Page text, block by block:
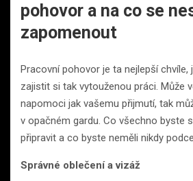
pohovor a na co se
zapomenout
Pracovní pohovor je ta nejlepší chvíle,
zajistit si tak vytouženou práci. Může
napomoci jak vašemu přijmutí, tak
v opačném gardu. Co všechno byste
připravit a co byste neměli nikdy
Správné oblečení a vizáž